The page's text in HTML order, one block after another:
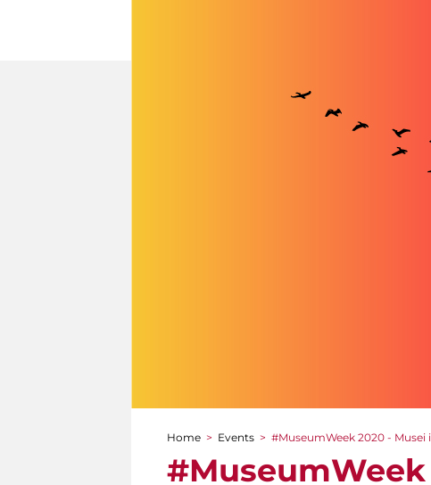
You are here
Home > Events > #MuseumWeek 2020 - Musei